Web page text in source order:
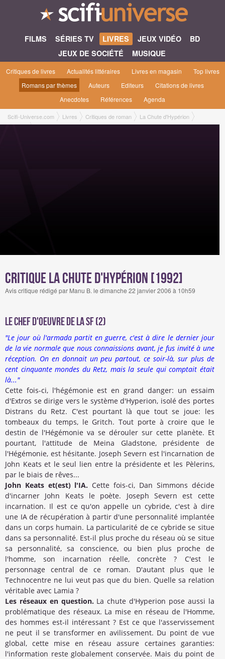
FILMS SÉRIES TV LIVRES JEUX VIDÉO
BD
JEUX DE SOCIÉTÉ
MUSIQUE
Critiques de livres Actualités littéraires Livres en magasin
Top livres
Romans par thèmes
Auteurs Editeurs
Citations de livres
Anecdotes
Références Agenda
Scifi-Universe.com Livres Critiques de roman
La Chute d'Hypérion
Manu B.
Critique La Chute d'Hypérion [1992]
Avis critique rédigé par Manu B. le dimanche 22 janvier 2006 à 10h59
Le chef d'oeuvre de la SF (2)
"Le jour où l'armada partit en guerre, c'est à dire le dernier jour
de la vie normale que nous connaissions avant, je fus invité à une
réception. On en donnait un peu partout, ce soir-là, sur plus de
cent cinquante mondes du Retz, mais la seule qui comptait était
là..."
Cette fois-ci, l'hégémonie est en grand danger: un essaim
d'Extros se dirige vers le système d'Hyperion, isolé des portes
Distrans du Retz. C'est pourtant là que tout se joue: les
tombeaux du temps, le Gritch. Tout porte à croire que le
destin de l'Hégémonie va se dérouler sur cette planète. Et
pourtant, l'attitude de Meina Gladstone, présidente de
l'Hégémonie, est hésitante. Joseph Severn est l'incarnation de
John Keats et le seul lien entre la présidente et les Pèlerins,
par le biais de rêves...
John Keats et(est) l'IA. Cette fois-ci, Dan Simmons décide
d'incarner John Keats le poète. Joseph Severn est cette
incarnation. Il est ce qu'on appelle un cybride, c'est à dire
une IA de récupération à partir d'une personnalité implantée
dans un corps humain. La particularité de ce cybride se situe
dans sa personnalité. Est-il plus proche du réseau où se situe
sa personnalité, sa conscience, ou bien plus proche de
l'homme, son incarnation réelle, concrète ? C'est le
personnage central de ce roman. D'autant plus que le
Technocentre ne lui veut pas que du bien. Quelle sa relation
véritable avec Lamia ?
Les réseaux en question. La chute d'Hyperion pose aussi la
problématique des réseaux. La mise en réseau de l'Homme,
des hommes est-il intéressant ? Est ce que l'asservissement
ne peut il se transformer en avilissement. Du point de vue
global, cette mise en réseau assure certaines garanties:
l'information reste globalement conservée. Mais du point de